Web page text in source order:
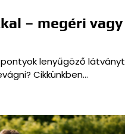
– megéri vagy
lenyűgöző látványt
Cikkünkben…